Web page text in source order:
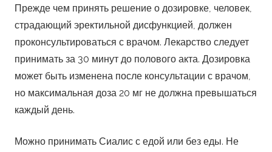
Прежде чем принять решение о дозировке, человек,
страдающий эректильной дисфункцией, должен
проконсультироваться с врачом. Лекарство следует
принимать за 30 минут до полового акта. Дозировка
может быть изменена после консультации с врачом,
но максимальная доза 20 мг не должна превышаться
каждый день.
Можно принимать Сиалис с едой или без еды. Не